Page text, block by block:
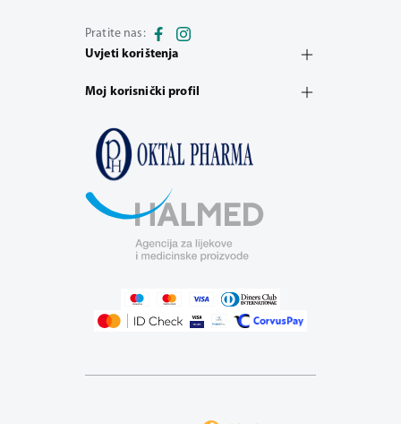
Pratite nas:
Uvjeti korištenja
Moj korisnički profil